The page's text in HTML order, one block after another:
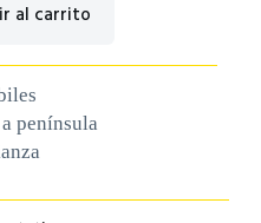
al carrito
península